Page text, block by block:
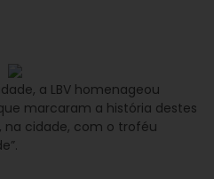
a LBV homenageou
marcaram a história destes
na cidade, com o troféu